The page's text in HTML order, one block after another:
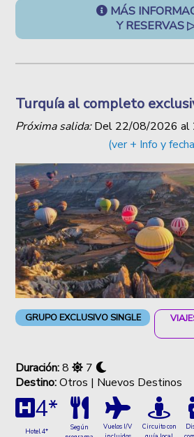
MÁS
Y RESERVAS
Turquía al completo
Próxima salida:Del 22/08/2026 al
(ver + Info y
GRUPO EXCLUSIVO SINGLE
Duración:8
7
Destino:Otros | Nuevos Destinos
4*
Hotel 4*
Según
Vuelos I/V
Circuito con